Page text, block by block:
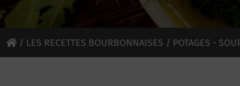
/ LES RECETTES BOURBONNAISES / POTAGES -